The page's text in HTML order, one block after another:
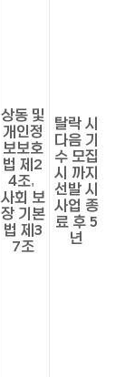
상동 및
개인정
보보호
법 제2
4조,
사회 보
장 기본
법 제3
7조
탈락 시
다음 기
수 모집
시 까지
선발 시
사업 종
료 후 5
년